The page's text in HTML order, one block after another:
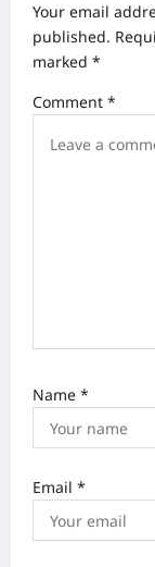
g
a
t
Your email
published.
marked *
Comment *
Name *
Email *